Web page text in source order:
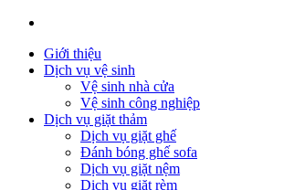
Giới thiệu
Dịch vụ vệ sinh
Vệ sinh nhà cửa
Vệ sinh công nghiệp
Dịch vụ giặt thảm
Dịch vụ giặt ghế
Đánh bóng ghế sofa
Dịch vụ giặt nệm
Dịch vụ giặt rèm